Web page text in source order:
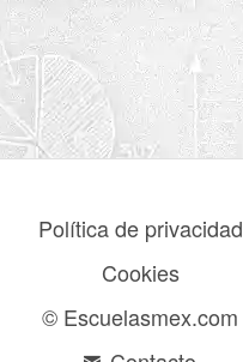
Política de privacidad
Cookies
© Escuelasmex.com